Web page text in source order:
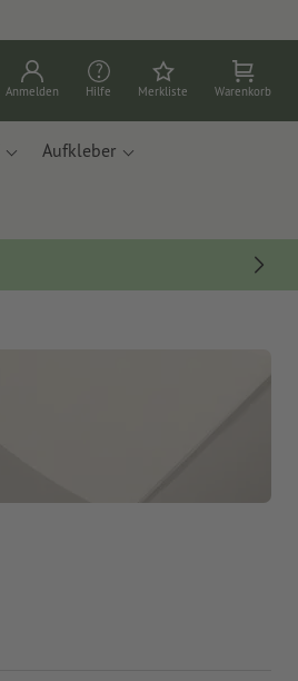
Anmelden Hilfe Merkliste Warenkorb
Aufkleber